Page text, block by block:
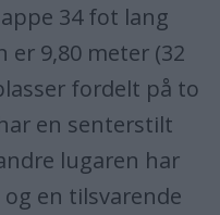
34 fot lang
9,80 meter (32
fordelt på to
en senterstilt
lugaren har
en tilsvarende